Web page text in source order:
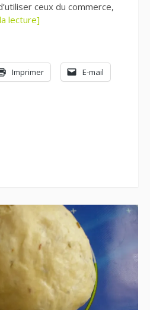
ceux du commerce,
lecture]
Imprimer E-mail